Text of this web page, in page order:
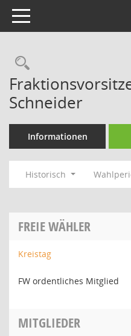
Toggle navigation
Schneider
Informationen
Historisch
FREIE WÄHLER
Kreistag
FW ordentliches Mitglied
MITGLIEDER